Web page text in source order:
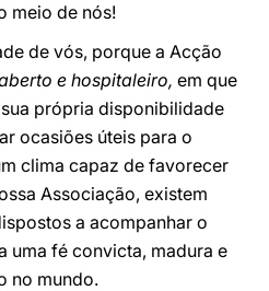
meio de nós!
de vós, porque a Acção
e hospitaleiro, em que
própria disponibilidade
ocasiões úteis para o
clima capaz de favorecer
Associação, existem
a acompanhar o
uma fé convicta, madura e
no mundo.